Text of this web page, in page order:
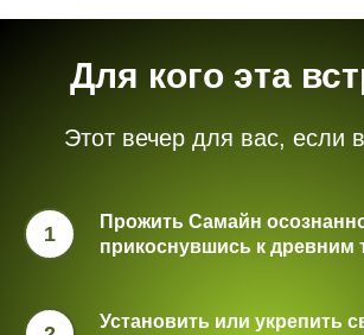
Для кого эта
Этот вечер для вас, если
Прожить Самайн
прикоснувшись к древним
Установить или укрепить